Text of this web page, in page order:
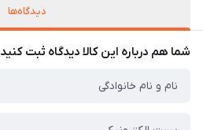
دیدگاه‌ها
شما هم درباره این کالا دیدگاه ثبت کنید